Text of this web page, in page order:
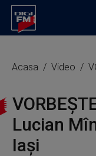
Acasa Video
Lucian
Iași